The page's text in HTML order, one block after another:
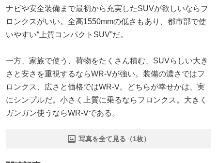
ナビや安全装備まで最初から充実したSUVが欲しいならフ
ロンクスがいい。全高1550mmの低さもあり、都市部で使
いやすい“上質コンパクトSUV”だ。
一方、家族で使う、荷物をたくさん積む、SUVらしい大き
さと安さを重視するならWR-Vが強い。装備の濃さではフ
ロンクス、広さと価格ではWR-V。どちらが幸せかは、実
にシンプルだ。小さく上質に乗るならフロンクス。大きく
ガンガン使うならWR-Vである。
写真を全て見る（1枚）